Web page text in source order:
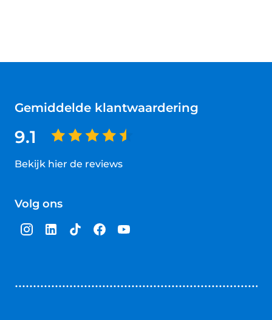
Gemiddelde klantwaardering
9.1
Bekijk hier de reviews
van
sterren
Volg ons